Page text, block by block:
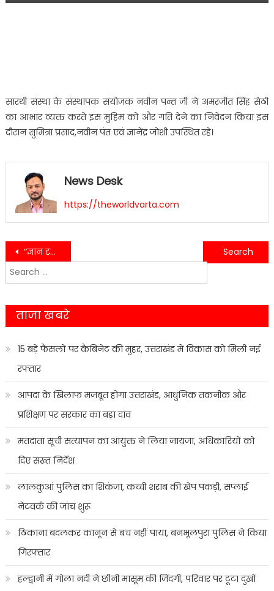
सारथी संस्था के संस्थापक संयोजक नवीन पन्त जी ने अमरजीत सिंह सेठी
का आभार व्यक्त करते इस मुहिम को और गति देने का निवेदन किया इस
दौरान सुमित्रा प्रसाद,नवीन पंत एवं ज्ञानेंद्र जोशी उपस्थित रहे।
News Desk
https://theworldvarta.com
Post
navigation
“ज्ञान दृष्टिकोण और अभ्यास की जानकारी” का कार्यक्रम किया गया आयोजित…
परिजनों ने करा स्कूल में शिक्षकों पर हमला, शिक्षक-शिक्षिका, छात्र,छात्रा घायल……….
Search
for:
ताजा खबरे
15 बड़े फैसलों पर कैबिनेट की मुहर, उत्तराखंड में विकास को मिली नई
रफ्तार
आपदा के खिलाफ मजबूत होगा उत्तराखंड, आधुनिक तकनीक और
प्रशिक्षण पर सरकार का बड़ा दांव
मतदाता सूची सत्यापन का आयुक्त ने लिया जायजा, अधिकारियों को
दिए सख्त निर्देश
लालकुआं पुलिस का शिकंजा, कच्ची शराब की खेप पकड़ी, सप्लाई
नेटवर्क की जांच शुरू
ठिकाना बदलकर कानून से बच नहीं पाया, बनभूलपुरा पुलिस ने किया
गिरफ्तार
हल्द्वानी में गोला नदी ने छीनी मासूम की जिंदगी, परिवार पर टूटा दुखों